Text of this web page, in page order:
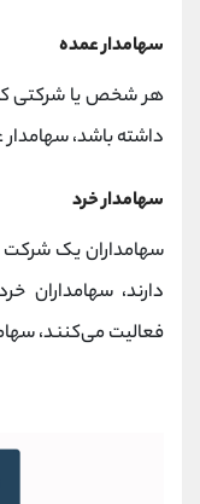
سهامدار عمده
داشته باشد،
سهامدار خرد
دارند، سهامداران
فعالیت می‌کنند،